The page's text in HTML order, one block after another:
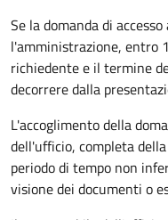
Se la domanda di
l'amministrazione, entro
richiedente e il termine
decorrere dalla
L'accoglimento della
dell'ufficio, completa
periodo di tempo non
visione dei documenti o